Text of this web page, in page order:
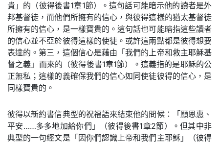
貴」的（彼得後書1章1節）。這句話可能暗示他的讀者是外
邦基督徒，而他們所擁有的信心，與彼得這樣的猶太基督徒
所擁有的信心，是一樣寶貴的。這句話也可能暗指這些讀者
的信心並不亞於彼得這樣的使徒。或許這兩點都是彼得想要
表達的。第三，這個信心是藉由「我們的上帝和救主耶穌基
督之義」而來的（彼得後書1章1節）。這義指的是耶穌的公
正無私；這樣的義確保我們的信心如同使徒彼得的信心，是
同樣寶貴的。
彼得以新約書信典型的祝福語來結束他的問候：「願恩惠、
平安……多多地加給你們」（彼得後書1章2節）。但其中非
典型的一句經文是「因你們認識上帝和我們主耶穌」（彼得